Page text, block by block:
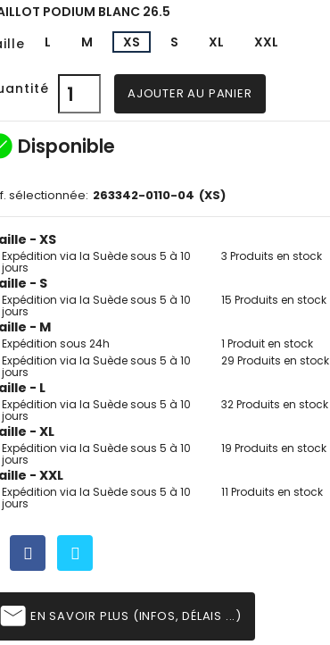
PODIUM BLANC 26.5
L M XS S XL XXL
AJOUTER AU PANIER
Disponible
sélectionnée: 263342-0110-04 (XS)
- XS
Expédition via la Suède sous 5 à 10
jours
3 Produits en stock
- S
Expédition via la Suède sous 5 à 10
jours
15 Produits en stock
- M
Expédition sous 24h
1 Produit en stock
Expédition via la Suède sous 5 à 10
jours
29 Produits en stock
- L
Expédition via la Suède sous 5 à 10
jours
32 Produits en stock
- XL
Expédition via la Suède sous 5 à 10
jours
19 Produits en stock
- XXL
Expédition via la Suède sous 5 à 10
jours
11 Produits en stock
email EN SAVOIR PLUS (INFOS, DÉLAIS ...)